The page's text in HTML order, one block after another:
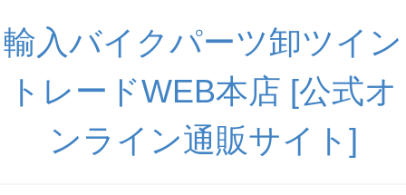
輸入バイクパーツ卸ツイン
トレードWEB本店 [公式オ
ンライン通販サイト]